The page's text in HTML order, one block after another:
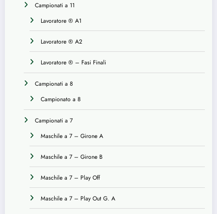
Campionati a 11
Lavoratore ® A1
Lavoratore ® A2
Lavoratore ® – Fasi Finali
Campionati a 8
Campionato a 8
Campionati a 7
Maschile a 7 – Girone A
Maschile a 7 – Girone B
Maschile a 7 – Play Off
Maschile a 7 – Play Out G. A